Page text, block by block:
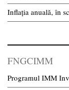
Inflația anuală, în
FNGCIMM
Programul IMM